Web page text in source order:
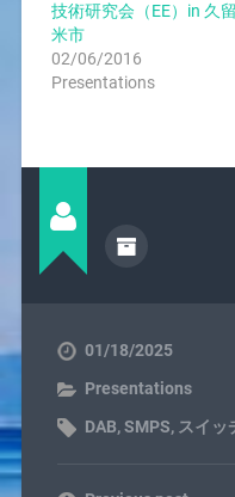
技術研究会（EE）in 久留
米市
02/06/2016
Presentations
01/18/2025
Presentations
DAB,SMPS, スイッ